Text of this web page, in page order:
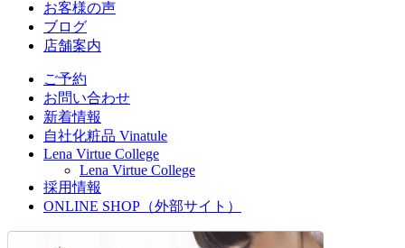
お客様の声
ブログ
店舗案内
ご予約
お問い合わせ
新着情報
自社化粧品 Vinatule
Lena Virtue College
Lena Virtue College
採用情報
ONLINE SHOP（外部サイト）